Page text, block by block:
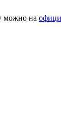
можно на